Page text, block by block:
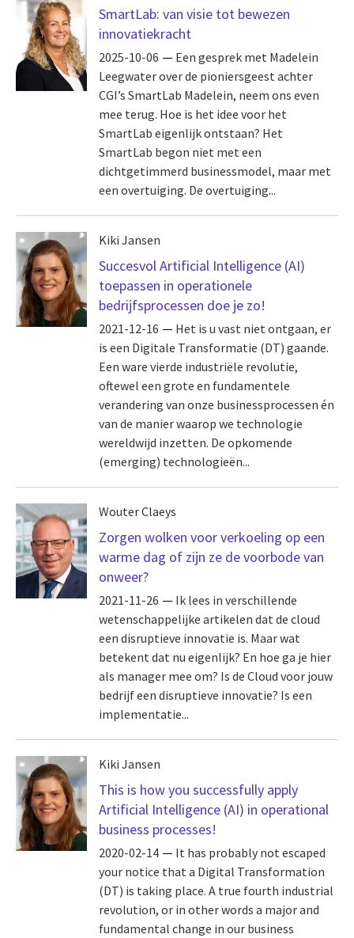
SmartLab: van visie tot bewezen
innovatiekracht
2025-10-06
Een gesprek met Madelein
Leegwater over de pioniersgeest achter
CGI’s SmartLab Madelein, neem ons even
mee terug. Hoe is het idee voor het
SmartLab eigenlijk ontstaan? Het
SmartLab begon niet met een
dichtgetimmerd businessmodel, maar met
een overtuiging. De overtuiging...
Kiki Jansen
Succesvol Artificial Intelligence (AI)
toepassen in operationele
bedrijfsprocessen doe je zo!
2021-12-16
Het is u vast niet ontgaan, er
is een Digitale Transformatie (DT) gaande.
Een ware vierde industriële revolutie,
oftewel een grote en fundamentele
verandering van onze businessprocessen én
van de manier waarop we technologie
wereldwijd inzetten. De opkomende
(emerging) technologieën...
Wouter Claeys
Zorgen wolken voor verkoeling op een
warme dag of zijn ze de voorbode van
onweer?
2021-11-26
Ik lees in verschillende
wetenschappelijke artikelen dat de cloud
een disruptieve innovatie is. Maar wat
betekent dat nu eigenlijk? En hoe ga je hier
als manager mee om? Is de Cloud voor jouw
bedrijf een disruptieve innovatie? Is een
implementatie...
Kiki Jansen
This is how you successfully apply
Artificial Intelligence (AI) in operational
business processes!
2020-02-14
It has probably not escaped
your notice that a Digital Transformation
(DT) is taking place. A true fourth industrial
revolution, or in other words a major and
fundamental change in our business